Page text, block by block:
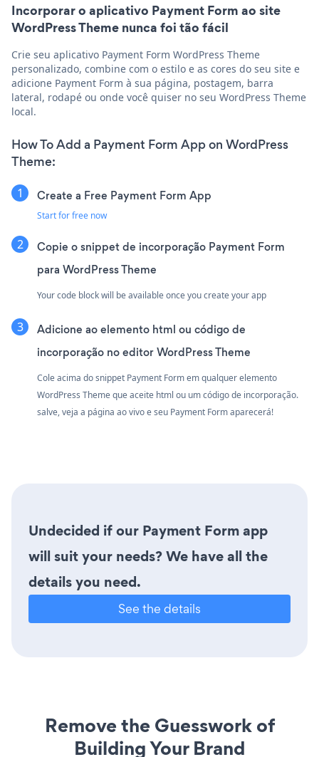
Incorporar o aplicativo Payment Form ao site
WordPress Theme nunca foi tão fácil
Crie seu aplicativo Payment Form WordPress Theme
personalizado, combine com o estilo e as cores do seu site e
adicione Payment Form à sua página, postagem, barra
lateral, rodapé ou onde você quiser no seu WordPress Theme
local.
How To Add a Payment Form App on WordPress
Theme:
Create a Free Payment Form App
Start for free now
Copie o snippet de incorporação Payment Form
para WordPress Theme
Your code block will be available once you create your app
Adicione ao elemento html ou código de
incorporação no editor WordPress Theme
Cole acima do snippet Payment Form em qualquer elemento
WordPress Theme que aceite html ou um código de incorporação.
salve, veja a página ao vivo e seu Payment Form aparecerá!
Undecided if our Payment Form app
will suit your needs? We have all the
details you need.
See the details
Remove the Guesswork of
Building Your Brand